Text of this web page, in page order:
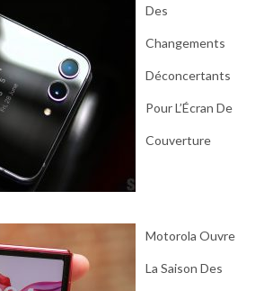
Des
Changements
Déconcertants
Pour L’Écran De
Couverture
Motorola Ouvre
La Saison Des